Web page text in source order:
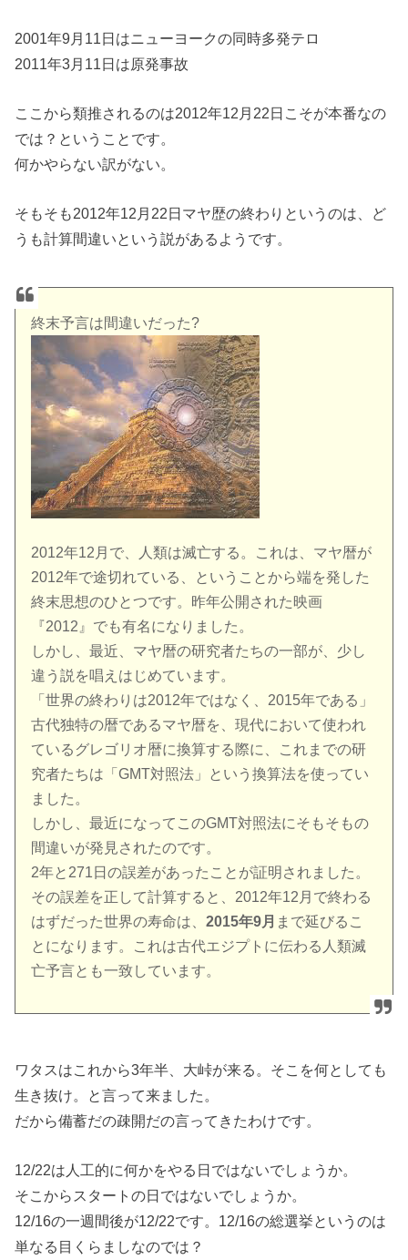
2001年9月11日はニューヨークの同時多発テロ
2011年3月11日は原発事故
ここから類推されるのは2012年12月22日こそが本番なの
では？ということです。
何かやらない訳がない。
そもそも2012年12月22日マヤ歴の終わりというのは、ど
うも計算間違いという説があるようです。
終末予言は間違いだった?
2012年12月で、人類は滅亡する。これは、マヤ暦が
2012年で途切れている、ということから端を発した
終末思想のひとつです。昨年公開された映画
『2012』でも有名になりました。
しかし、最近、マヤ暦の研究者たちの一部が、少し
違う説を唱えはじめています。
「世界の終わりは2012年ではなく、2015年である」
古代独特の暦であるマヤ暦を、現代において使われ
ているグレゴリオ暦に換算する際に、これまでの研
究者たちは「GMT対照法」という換算法を使ってい
ました。
しかし、最近になってこのGMT対照法にそもそもの
間違いが発見されたのです。
2年と271日の誤差があったことが証明されました。
その誤差を正して計算すると、2012年12月で終わる
はずだった世界の寿命は、2015年9月 まで延びるこ
とになります。これは古代エジプトに伝わる人類滅
亡予言とも一致しています。
ワタスはこれから3年半、大峠が来る。そこを何としても
生き抜け。と言って来ました。
だから備蓄だの疎開だの言ってきたわけです。
12/22は人工的に何かをやる日ではないでしょうか。
そこからスタートの日ではないでしょうか。
12/16の一週間後が12/22です。12/16の総選挙というのは
単なる目くらましなのでは？